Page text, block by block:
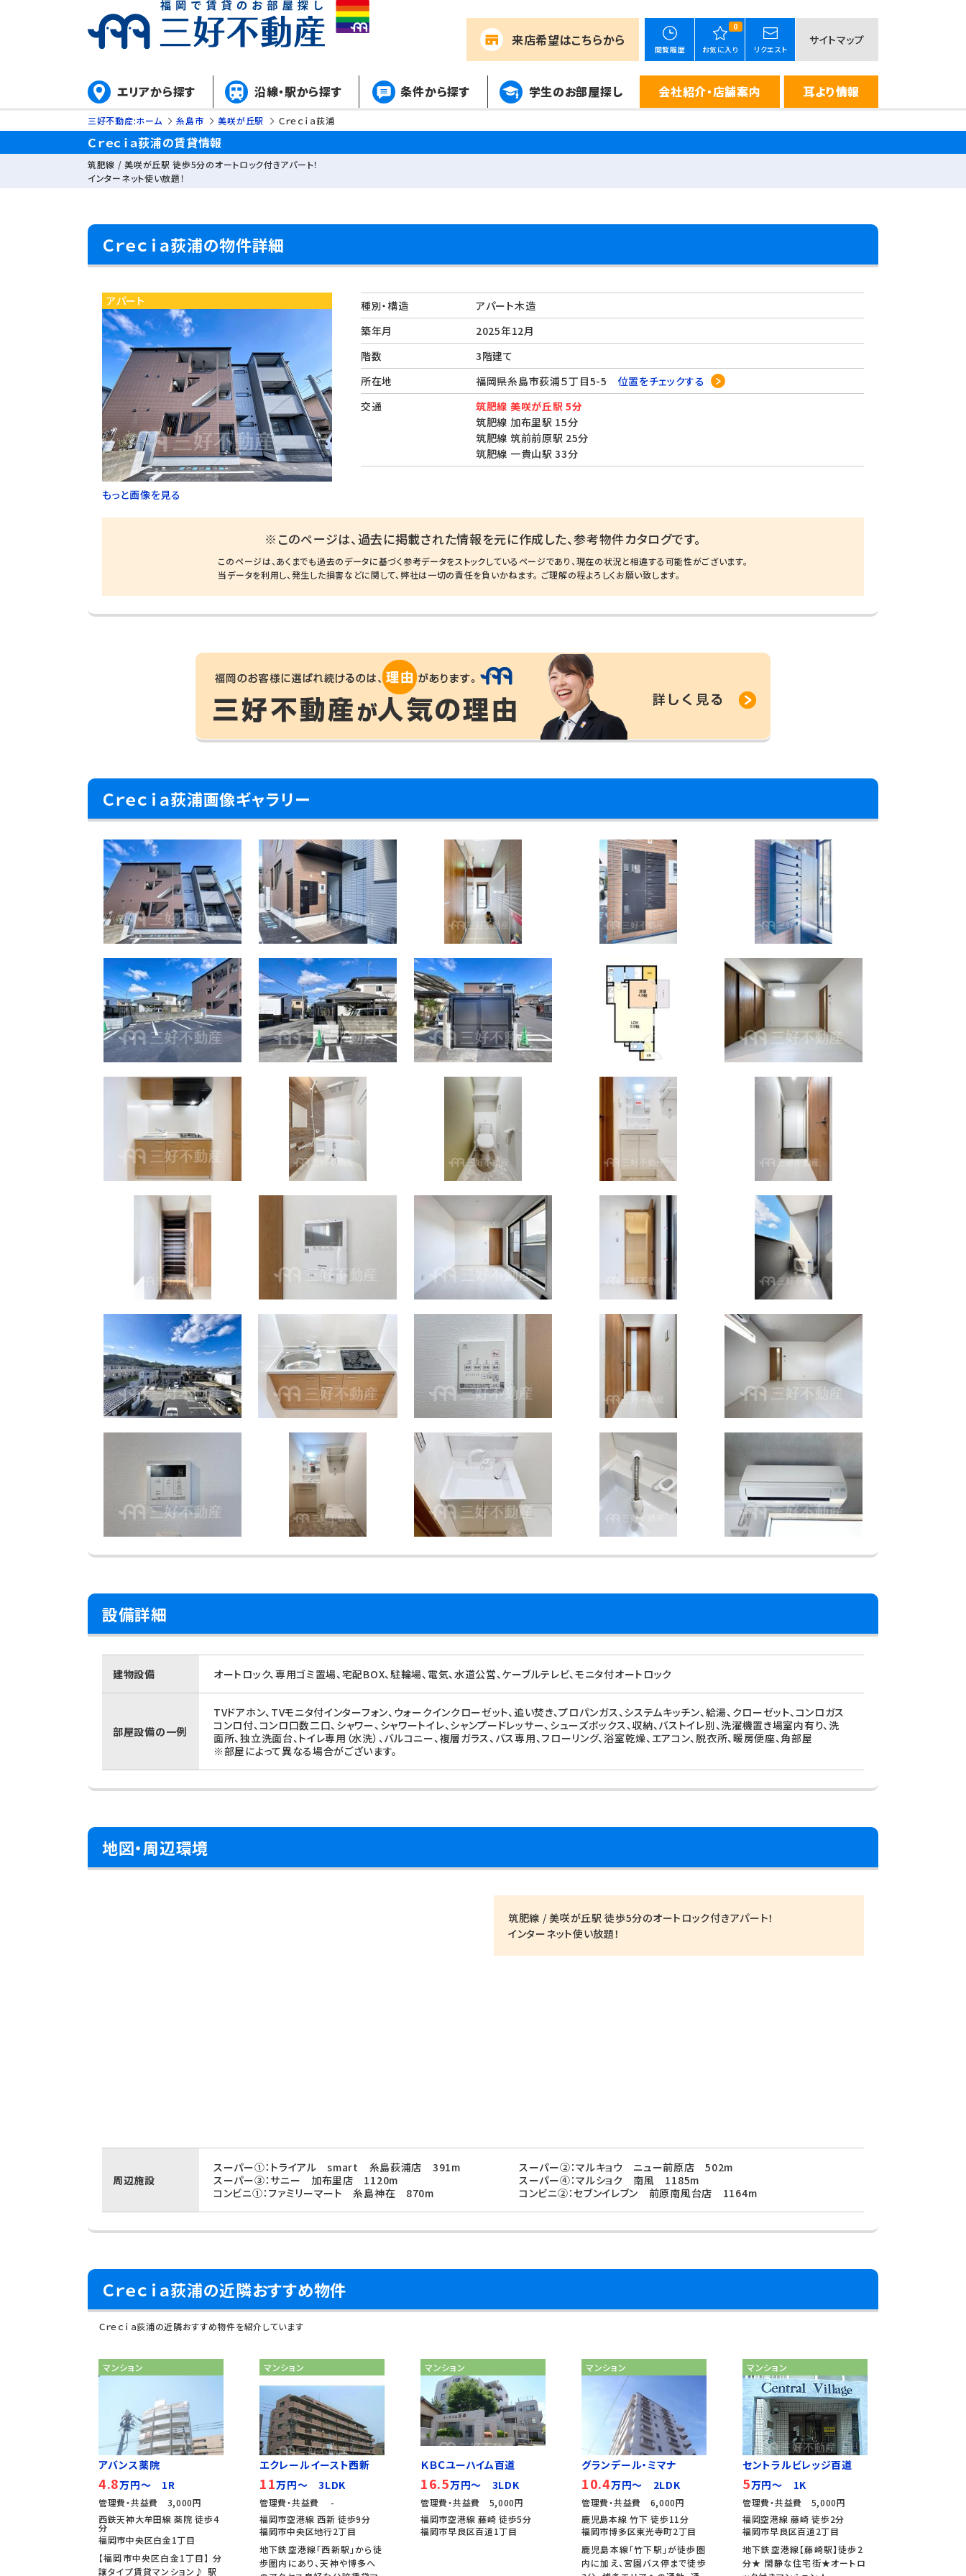
来店希望はこちらから
閲覧履歴
0
お気に入り リクエスト
サイトマップ
エリアから探す 沿線・駅から探す 条件から探す 学生のお部屋探し 会社紹介・店舗案内 耳より情報
三好不動産:ホーム 糸島市 美咲が丘駅 Ｃｒｅｃｉａ荻浦
Ｃｒｅｃｉａ荻浦の賃貸情報
筑肥線 / 美咲が丘駅 徒歩5分のオートロック付きアパート！
インターネット使い放題！
Ｃｒｅｃｉａ荻浦の物件詳細
アパート
もっと画像を見る
種別・構造
アパート木造
築年月
2025年12月
階数
3階建て
所在地
福岡県糸島市荻浦５丁目5-5 位置をチェックする
交通
筑肥線 美咲が丘駅 5分
筑肥線 加布里駅 15分
筑肥線 筑前前原駅 25分
筑肥線 一貴山駅 33分
※このページは、過去に掲載された情報を元に作成した、参考物件カタログです。
このページは、あくまでも過去のデータに基づく参考データをストックしているページであり、現在の状況と相違する可能性がございます。
当データを利用し、発生した損害などに関して、弊社は一切の責任を負いかねます。 ご理解の程よろしくお願い致します。
Ｃｒｅｃｉａ荻浦画像ギャラリー
設備詳細
建物設備 オートロック、専用ゴミ置場、宅配BOX、駐輪場、電気、水道公営、ケーブルテレビ、モニタ付オートロック
部屋設備の一例
TVドアホン、TVモニタ付インターフォン、ウォークインクローゼット、追い焚き、プロパンガス、システムキッチン、給湯、クローゼット、コンロガス
コンロ付、コンロ口数二口、シャワー、シャワートイレ、シャンプードレッサー、シューズボックス、収納、バストイレ別、洗濯機置き場室内有り、洗
面所、独立洗面台、トイレ専用（水洗）、バルコニー、複層ガラス、バス専用、フローリング、浴室乾燥、エアコン、脱衣所、暖房便座、角部屋
※部屋によって異なる場合がございます。
地図・周辺環境
筑肥線 / 美咲が丘駅 徒歩5分のオートロック付きアパート！
インターネット使い放題！
周辺施設
スーパー①：トライアル smart 糸島荻浦店 391m
スーパー②：マルキョウ ニュー前原店 502m
スーパー③：サニー 加布里店 1120m
スーパー④：マルショク 南風 1185m
コンビニ①：ファミリーマート 糸島神在 870m
コンビニ②：セブンイレブン 前原南風台店 1164m
Ｃｒｅｃｉａ荻浦の近隣おすすめ物件
Ｃｒｅｃｉａ荻浦の近隣おすすめ物件を紹介しています
マンション
アバンス薬院
4.8万円～ 1R
管理費・共益費 3,000円
西鉄天神大牟田線 薬院 徒歩4
分
福岡市中央区白金1丁目
【福岡市中央区白金1丁目】 分
譲タイプ賃貸マンション♪ 駅
マンション
エクレールイースト西新
11万円～ 3LDK
管理費・共益費 -
福岡市空港線 西新 徒歩9分
福岡市中央区地行2丁目
地下鉄空港線「西新駅」から徒
歩圏内にあり、天神や博多へ
マンション
ＫＢＣユーハイム百道
16.5万円～ 3LDK
管理費・共益費 5,000円
福岡市空港線 藤崎 徒歩5分
福岡市早良区百道1丁目
マンション
グランデール・ミマナ
10.4万円～ 2LDK
管理費・共益費 6,000円
鹿児島本線 竹下 徒歩11分
福岡市博多区東光寺町2丁目
鹿児島本線「竹下駅」が徒歩圏
内に加え、宮園バス停まで徒歩
マンション
セントラルビレッジ百道
5万円～ 1K
管理費・共益費 5,000円
福岡空港線 藤崎 徒歩2分
福岡市早良区百道2丁目
地下鉄空港線【藤崎駅】徒歩2
分★ 閑静な住宅街★オートロ